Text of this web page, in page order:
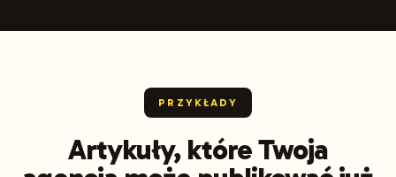
PRZYKŁADY
Artykuły, które Twoja